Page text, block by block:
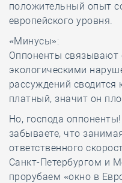
положительный опыт
европейского уровня.
«Минусы»:
Оппоненты связывают
экологическими
рассуждений сводится
платный, значит он
Но, господа
забываете, что
ответственного
Санкт-Петербургом и
прорубаем «окно в